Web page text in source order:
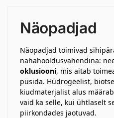
Näopadjad
Näopadjad toimivad
nahahooldusvahendina:
oklusiooni, mis aitab
püsida. Hüdrogeelist,
kiudmaterjalist alus
vaid ka selle, kui ühtlaselt
piirkondades jaotuvad.